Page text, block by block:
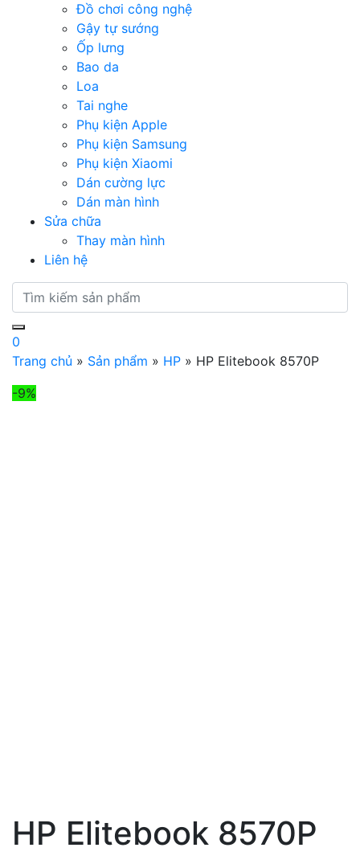
Đồ chơi công nghệ
Gậy tự sướng
Ốp lưng
Bao da
Loa
Tai nghe
Phụ kiện Apple
Phụ kiện Samsung
Phụ kiện Xiaomi
Dán cường lực
Dán màn hình
Sửa chữa
Thay màn hình
Liên hệ
0
Trang chủ » Sản phẩm » HP » HP Elitebook 8570P
-9%
HP Elitebook 8570P